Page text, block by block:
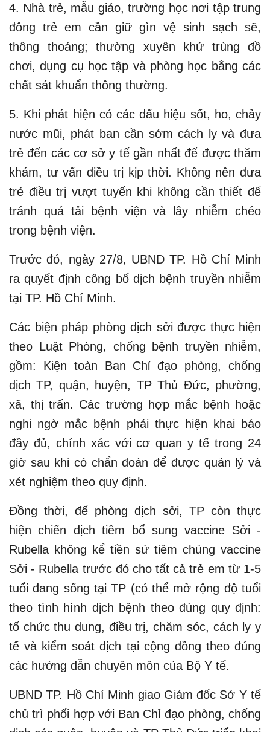
4. Nhà trẻ, mẫu giáo, trường học nơi tập trung
đông trẻ em cần giữ gìn vệ sinh sạch sẽ,
thông thoáng; thường xuyên khử trùng đồ
chơi, dụng cụ học tập và phòng học bằng các
chất sát khuẩn thông thường.
5. Khi phát hiện có các dấu hiệu sốt, ho, chảy
nước mũi, phát ban cần sớm cách ly và đưa
trẻ đến các cơ sở y tế gần nhất để được thăm
khám, tư vấn điều trị kịp thời. Không nên đưa
trẻ điều trị vượt tuyến khi không cần thiết để
tránh quá tải bệnh viện và lây nhiễm chéo
trong bệnh viện.
Trước đó, ngày 27/8, UBND TP. Hồ Chí Minh
ra quyết định công bố dịch bệnh truyền nhiễm
tại TP. Hồ Chí Minh.
Các biện pháp phòng dịch sởi được thực hiện
theo Luật Phòng, chống bệnh truyền nhiễm,
gồm: Kiện toàn Ban Chỉ đạo phòng, chống
dịch TP, quận, huyện, TP Thủ Đức, phường,
xã, thị trấn. Các trường hợp mắc bệnh hoặc
nghi ngờ mắc bệnh phải thực hiện khai báo
đầy đủ, chính xác với cơ quan y tế trong 24
giờ sau khi có chẩn đoán để được quản lý và
xét nghiệm theo quy định.
Đồng thời, để phòng dịch sởi, TP còn thực
hiện chiến dịch tiêm bổ sung vaccine Sởi -
Rubella không kể tiền sử tiêm chủng vaccine
Sởi - Rubella trước đó cho tất cả trẻ em từ 1-5
tuổi đang sống tại TP (có thể mở rộng độ tuổi
theo tình hình dịch bệnh theo đúng quy định:
tổ chức thu dung, điều trị, chăm sóc, cách ly y
tế và kiểm soát dịch tại cộng đồng theo đúng
các hướng dẫn chuyên môn của Bộ Y tế.
UBND TP. Hồ Chí Minh giao Giám đốc Sở Y tế
chủ trì phối hợp với Ban Chỉ đạo phòng, chống